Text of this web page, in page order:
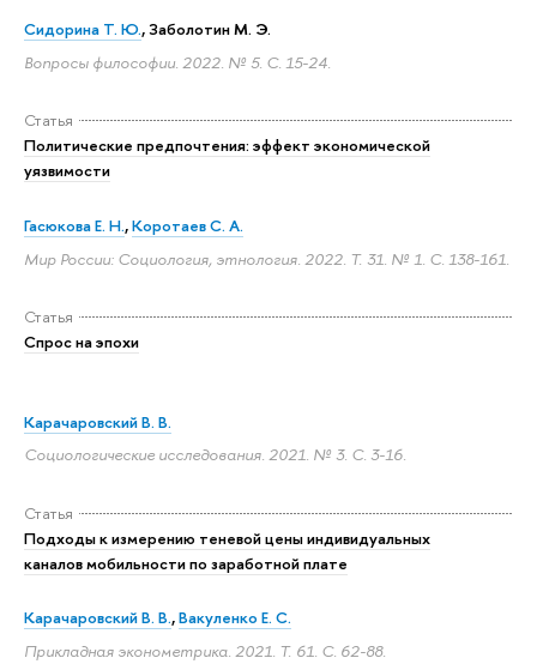
Сидорина Т. Ю.,Заболотин М. Э.
Вопросы философии. 2022. № 5. С. 15-24.
Статья
Политические предпочтения: эффект экономической
уязвимости
Гасюкова Е. Н.,Коротаев С. А.
Мир России: Социология, этнология. 2022. Т. 31. № 1. С. 138-161.
Статья
Спрос на эпохи
Карачаровский В. В.
Социологические исследования. 2021. № 3. С. 3-16.
Статья
Подходы к измерению теневой цены индивидуальных
каналов мобильности по заработной плате
Карачаровский В. В.,Вакуленко Е. С.
Прикладная эконометрика. 2021. Т. 61. С. 62-88.